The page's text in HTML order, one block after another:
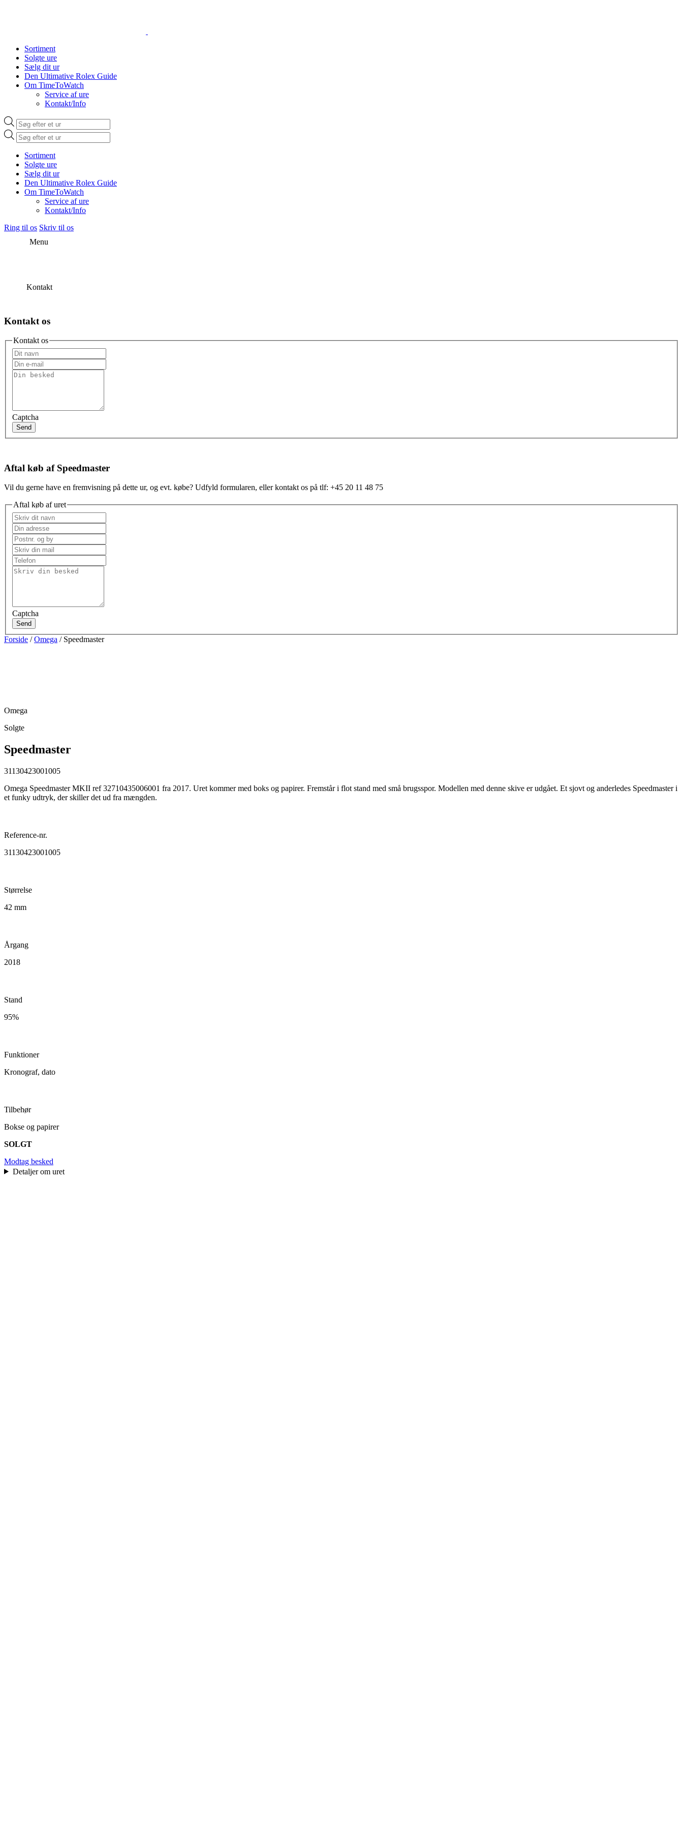
Sortiment
Solgte ure
Sælg dit ur
Den Ultimative Rolex Guide
Om TimeToWatch
Service af ure
Kontakt/Info
Products
search
Products
search
Sortiment
Solgte ure
Sælg dit ur
Den Ultimative Rolex Guide
Om TimeToWatch
Service af ure
Kontakt/Info
Ring til os Skriv til os
Menu
Kontakt
Kontakt os
Kontakt os
Captcha
Send
Aftal køb af Speedmaster
Vil du gerne have en fremvisning på dette ur, og evt. købe? Udfyld formularen, eller kontakt os på tlf: +45 20 11 48 75
Aftal køb af uret
Captcha
Send
Forside /Omega / Speedmaster
Omega
Solgte
Speedmaster
31130423001005
Omega Speedmaster MKII ref 32710435006001 fra 2017. Uret kommer med boks og papirer. Fremstår i flot stand med små brugsspor. Modellen med denne skive er udgået. Et sjovt og anderledes Speedmaster i
et funky udtryk, der skiller det ud fra mængden.
Reference-nr.
31130423001005
Størrelse
42 mm
Årgang
2018
Stand
95%
Funktioner
Kronograf, dato
Tilbehør
Bokse og papirer
SOLGT
Modtag besked
Detaljer om uret